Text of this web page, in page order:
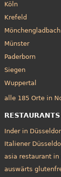
Köln
Krefeld
Mönchengladbach
Münster
Paderborn
Siegen
Wuppertal
alle 185 Orte in
Inder in
Italiener
asia restaurant in
auswärts